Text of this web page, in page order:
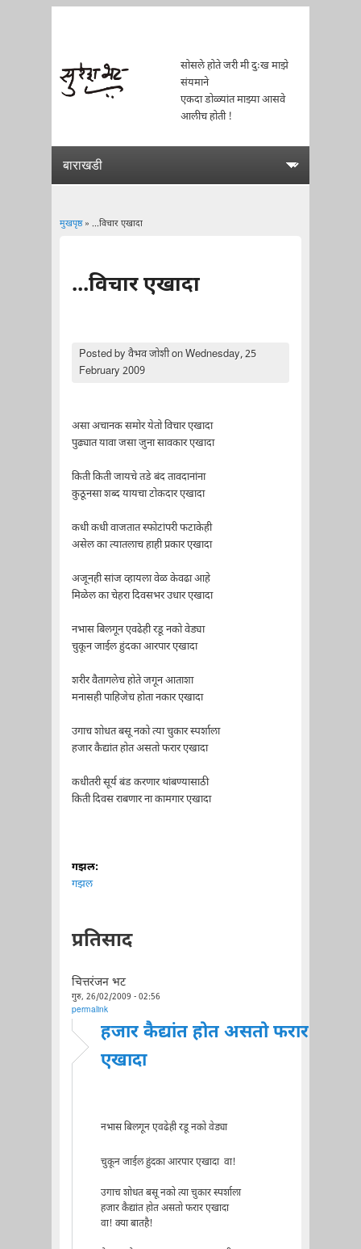
सोसले होते जरी मी दुःख माझे
संयमाने
एकदा डोळ्यांत माझ्या आसवे
आलीच होती !
मुखपृष्ठ» ...विचार एखादा
...विचार एखादा
Posted byवैभव जोशीon Wednesday, 25
February 2009
असा अचानक समोर येतो विचार एखादा
पुढ्यात यावा जसा जुना सावकार एखादा
किती किती जायचे तडे बंद तावदानांना
कुठूनसा शब्द यायचा टोकदार एखादा
कधी कधी वाजतात स्फोटांपरी फटाकेही
असेल का त्यातलाच हाही प्रकार एखादा
अजूनही सांज व्हायला वेळ केवढा आहे
मिळेल का चेहरा दिवसभर उधार एखादा
नभास बिलगून एवढेही रडू नको वेड्या
चुकून जाईल हुंदका आरपार एखादा
शरीर वैतागलेच होते जगून आताशा
मनासही पाहिजेच होता नकार एखादा
उगाच शोधत बसू नको त्या चुकार स्पर्शाला
हजार कैद्यांत होत असतो फरार एखादा
कधीतरी सूर्य बंड करणार थांबण्यासाठी
किती दिवस राबणार ना कामगार एखादा
गझल:
गझल
प्रतिसाद
चित्तरंजन भट
गुरु, 26/02/2009 - 02:56
permalink
हजार कैद्यांत होत असतो फरार
एखादा
नभास बिलगून एवढेही रडू नको वेड्या
चुकून जाईल हुंदका आरपार एखादा वा!
उगाच शोधत बसू नको त्या चुकार स्पर्शाला
हजार कैद्यांत होत असतो फरार एखादा
वा! क्या बातहै!